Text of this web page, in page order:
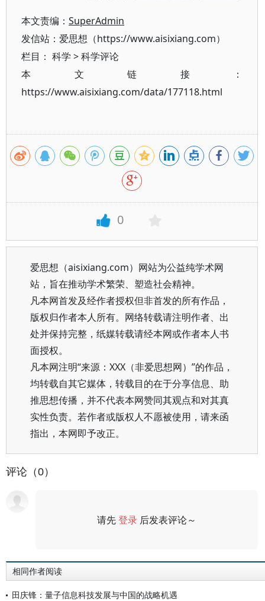
本文责编： SuperAdmin
发信站：爱思想（https://www.aisixiang.com）
栏目： 科学 >科学评论
本文链接：
https://www.aisixiang.com/data/177118.html
0
爱思想（aisixiang.com）网站为公益纯学术网
站，旨在推动学术繁荣、塑造社会精神。
凡本网首发及经作者授权但非首发的所有作品，
版权归作者本人所有。网络转载请注明作者、出
处并保持完整，纸媒转载请经本网或作者本人书
面授权。
凡本网注明“来源：XXX（非爱思想网）”的作品，
均转载自其它媒体，转载目的在于分享信息、助
推思想传播，并不代表本网赞同其观点和对其真
实性负责。若作者或版权人不愿被使用，请来函
指出，本网即予改正。
评论（0）
请先登录 后发表评论～
相同作者阅读
田庆锋：量子信息科技发展与中国的战略机遇